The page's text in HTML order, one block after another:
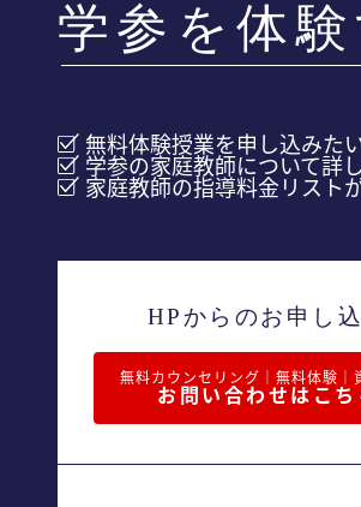
学参を体験
無料体験授業を申し込みた
学参の家庭教師について詳
家庭教師の指導料金リスト
HPからのお申し
無料カウンセリング｜無料体験｜
お問い合わせはこち